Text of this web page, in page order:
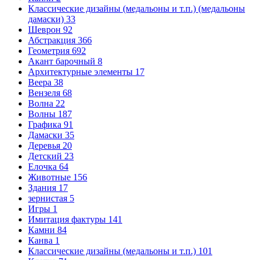
Классические дизайны (медальоны и т.п.) (медальоны
дамаски) 33
Шеврон 92
Абстракция 366
Геометрия 692
Акант барочный 8
Архитектурные элементы 17
Веера 38
Вензеля 68
Волна 22
Волны 187
Графика 91
Дамаски 35
Деревья 20
Детский 23
Елочка 64
Животные 156
Здания 17
зернистая 5
Игры 1
Имитация фактуры 141
Камни 84
Канва 1
Классические дизайны (медальоны и т.п.) 101